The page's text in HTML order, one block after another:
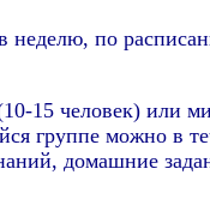
неделю, по
15 человек) или
группе можно в
домашние